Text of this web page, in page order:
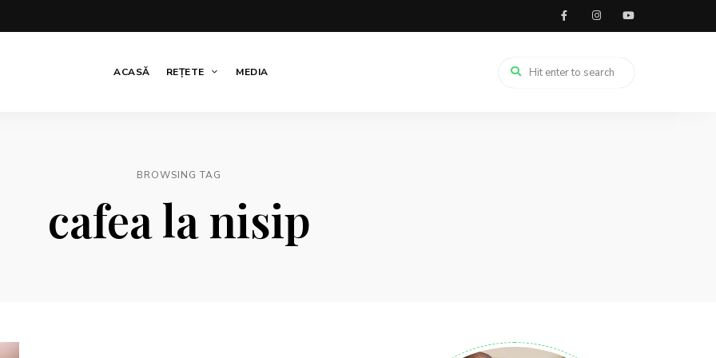
ACASĂ REȚETE MEDIA
BROWSING TAG
cafea la nisip